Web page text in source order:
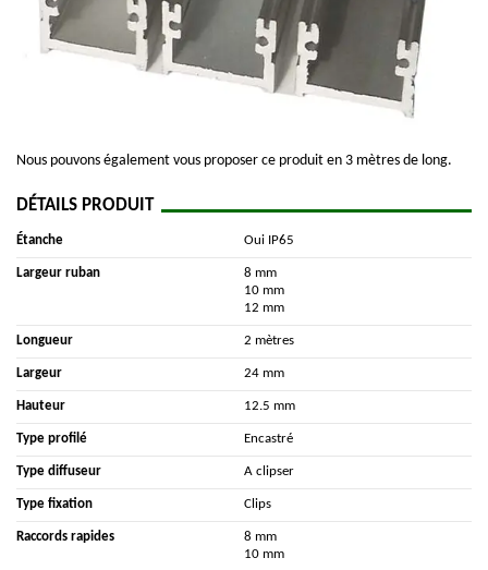
Nous pouvons également vous proposer ce produit en 3 mètres de long.
DÉTAILS PRODUIT
Étanche Oui IP65
Largeur ruban
8 mm
10 mm
12 mm
Longueur 2 mètres
Largeur 24 mm
Hauteur 12.5 mm
Type profilé Encastré
Type diffuseur A clipser
Type fixation Clips
Raccords rapides
8 mm
10 mm